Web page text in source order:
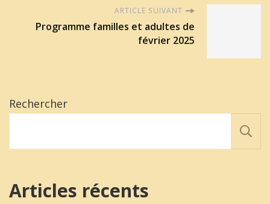
ARTICLE SUIVANT
Programme familles et adultes de
février 2025
Rechercher
Articles récents